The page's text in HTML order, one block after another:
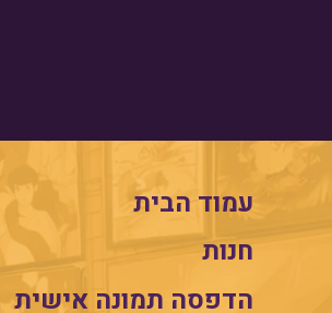
עמוד הבית
חנות
הדפסה תמונה אישית